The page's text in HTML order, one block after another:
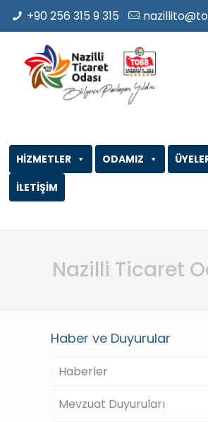
+90 256 315 9 315
ODAMIZ
HİZMETLER
İLETİŞİM
Nazilli Ticaret
Haber ve Duyurular
Haberler
Mevzuat Duyuruları